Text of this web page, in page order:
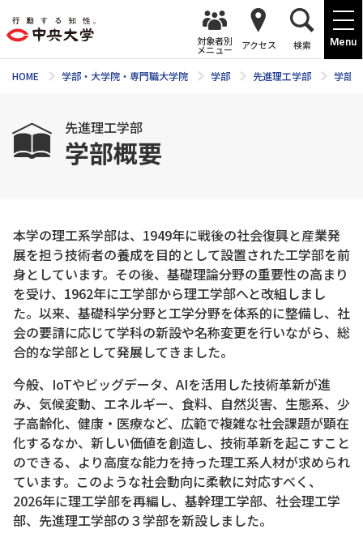
Menu
対象者別
メニュー アクセス 検索
HOME 学部・大学院・専門職大学院 学部 先進理工学部 学部
先進理工学部
学部概要
本学の理工系学部は、1949年に戦後の社会復興と産業発
展を担う技術者の養成を目的として設置された工学部を前
身としています。その後、基礎理論分野の重要性の高まり
を受け、1962年に工学部から理工学部へと改組しまし
た。以来、基礎科学分野と工学分野を体系的に整備し、社
会の要請に応じて学科の新設や名称変更を行いながら、総
合的な学部として発展してきました。
今般、IoTやビッグデータ、AIを活用した技術革新が進
み、気候変動、エネルギー、食料、自然災害、生態系、少
子高齢化、健康・医療など、広範で複雑な社会課題が顕在
化するなか、新しい価値を創造し、技術革新を起こすこと
のできる、より高度な能力を持った理工系人材が求められ
ています。このような社会動向に柔軟に対応すべく、
2026年に理工学部を再編し、基幹理工学部、社会理工学
部、先進理工学部の３学部を新設しました。